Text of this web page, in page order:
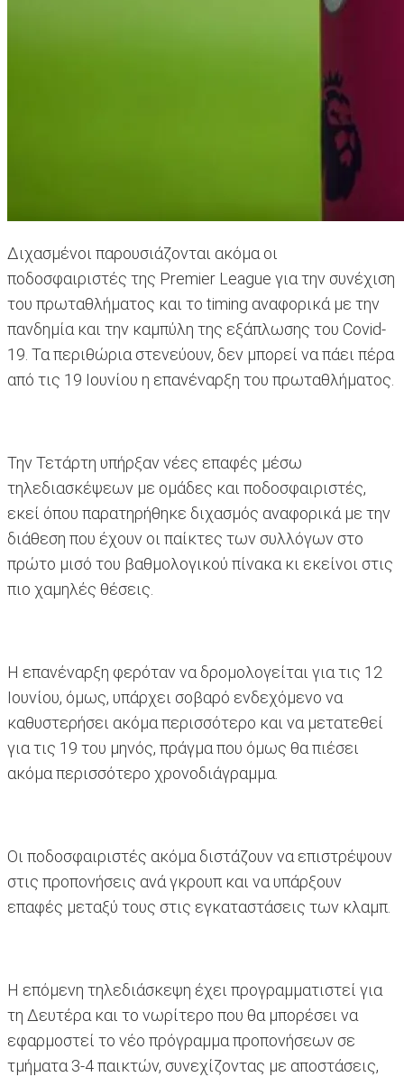
Διχασμένοι παρουσιάζονται ακόμα οι
ποδοσφαιριστές της Premier League για την συνέχιση
του πρωταθλήματος και το timing αναφορικά με την
πανδημία και την καμπύλη της εξάπλωσης του Covid-
19. Τα περιθώρια στενεύουν, δεν μπορεί να πάει πέρα
από τις 19 Ιουνίου η επανέναρξη του πρωταθλήματος.
Την Τετάρτη υπήρξαν νέες επαφές μέσω
τηλεδιασκέψεων με ομάδες και ποδοσφαιριστές,
εκεί όπου παρατηρήθηκε διχασμός αναφορικά με την
διάθεση που έχουν οι παίκτες των συλλόγων στο
πρώτο μισό του βαθμολογικού πίνακα κι εκείνοι στις
πιο χαμηλές θέσεις.
Η επανέναρξη φερόταν να δρομολογείται για τις 12
Ιουνίου, όμως, υπάρχει σοβαρό ενδεχόμενο να
καθυστερήσει ακόμα περισσότερο και να μετατεθεί
για τις 19 του μηνός, πράγμα που όμως θα πιέσει
ακόμα περισσότερο χρονοδιάγραμμα.
Οι ποδοσφαιριστές ακόμα διστάζουν να επιστρέψουν
στις προπονήσεις ανά γκρουπ και να υπάρξουν
επαφές μεταξύ τους στις εγκαταστάσεις των κλαμπ.
Η επόμενη τηλεδιάσκεψη έχει προγραμματιστεί για
τη Δευτέρα και το νωρίτερο που θα μπορέσει να
εφαρμοστεί το νέο πρόγραμμα προπονήσεων σε
τμήματα 3-4 παικτών, συνεχίζοντας με αποστάσεις,